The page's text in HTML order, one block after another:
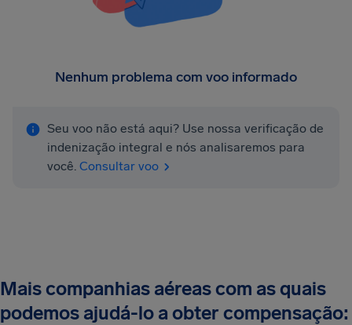
Nenhum problema com voo informado
Seu voo não está aqui? Use nossa verificação de
indenização integral e nós analisaremos para
você. Consultar voo
Mais companhias aéreas com as quais
podemos ajudá-lo a obter compensação: